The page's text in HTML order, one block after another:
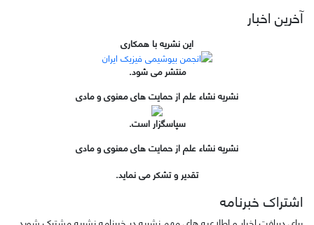
آخرین اخبار
این نشریه با همکاری
منتشر می شود.
نشریه نشاء علم از حمایت های معنوی و مادی
سپاسگزار است.
نشریه نشاء علم از حمایت های معنوی و مادی
تقدیر و تشکر می نماید.
اشتراک خبرنامه